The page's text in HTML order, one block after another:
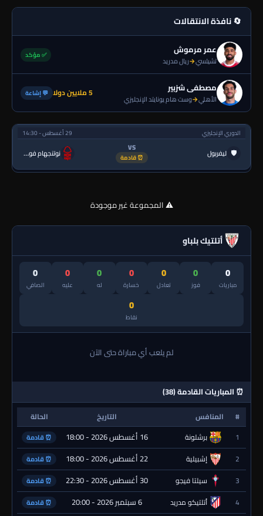
🔄 نافذة الانتقالات
عمر مرموش
تشيلسي→ريال مدريد
✅ مؤكد
مصطفى شزبير
الأهلي→وست هام يونايتد الإنجليزي 5 ملايين دولا 💬 إشاعة
الدوري الإنجليزي 29 أغسطس - 14:30
🛡 ليفربول VS
⏰ قادمة نوتنجهام فورست
⚠️ المجموعة غير موجودة
أتلتيك بلباو
0
مباريات
0
فوز
0
تعادل
0
خسارة
0
له
0
عليه
0
الصافي
0
نقاط
لم يلعب أي مباراة حتى الآن
⏰ المباريات القادمة (38)
# المنافس التاريخ
الحالة
1
برشلونة 16 أغسطس 2026 - 18:00 ⏰ قادمة
2 إشبيلية 22 أغسطس 2026 - 18:00 ⏰ قادمة
3 سيلتا فيجو 30 أغسطس 2026 - 22:30 ⏰ قادمة
4 أتلتيكو مدريد 6 سبتمبر 2026 - 20:00 ⏰ قادمة